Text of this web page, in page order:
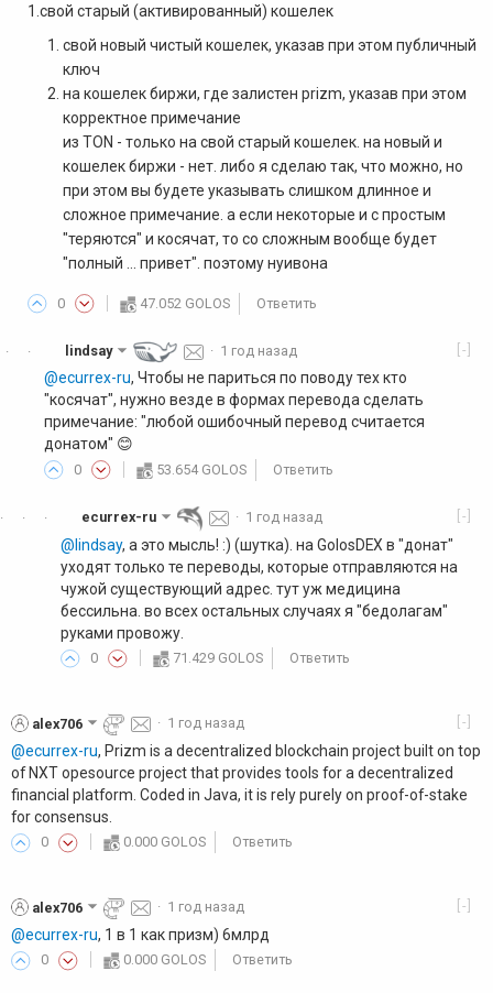
1.свой старый (активированный) кошелек
свой новый чистый кошелек, указав при этом публичный
ключ
на кошелек биржи, где залистен prizm, указав при этом
корректное примечание
из TON - только на свой старый кошелек. на новый и
кошелек биржи - нет. либо я сделаю так, что можно, но
при этом вы будете указывать слишком длинное и
сложное примечание. а если некоторые и с простым
"теряются" и косячат, то со сложным вообще будет
"полный ... привет". поэтому нуивона
0 47.052 GOLOS Ответить
·
· [-]
lindsay · 1 год назад
@ecurrex-ru, Чтобы не париться по поводу тех кто
"косячат", нужно везде в формах перевода сделать
примечание: "любой ошибочный перевод считается
донатом" 😊
0 53.654 GOLOS Ответить
·
·
· [-]
ecurrex-ru · 1 год назад
@lindsay, а это мысль! :) (шутка). на GolosDEX в "донат"
уходят только те переводы, которые отправляются на
чужой существующий адрес. тут уж медицина
бессильна. во всех остальных случаях я "бедолагам"
руками провожу.
0 71.429 GOLOS Ответить
[-]
alex706 · 1 год назад
@ecurrex-ru, Prizm is a decentralized blockchain project built on top
of NXT opesource project that provides tools for a decentralized
financial platform. Coded in Java, it is rely purely on proof-of-stake
for consensus.
0 0.000 GOLOS Ответить
[-]
alex706 · 1 год назад
@ecurrex-ru, 1 в 1 как призм) 6млрд
0 0.000 GOLOS Ответить